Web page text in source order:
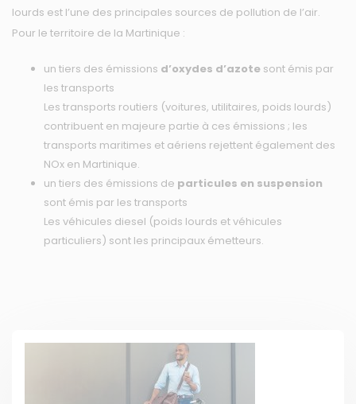
lourds est l’une des principales sources de pollution de l’air.
Pour le territoire de la Martinique :
un tiers des émissions d’oxydes d’azote sont émis par
les transports
Les transports routiers (voitures, utilitaires, poids lourds)
contribuent en majeure partie à ces émissions ; les
transports maritimes et aériens rejettent également des
NOx en Martinique.
un tiers des émissions de particules en suspension
sont émis par les transports
Les véhicules diesel (poids lourds et véhicules
particuliers) sont les principaux émetteurs.